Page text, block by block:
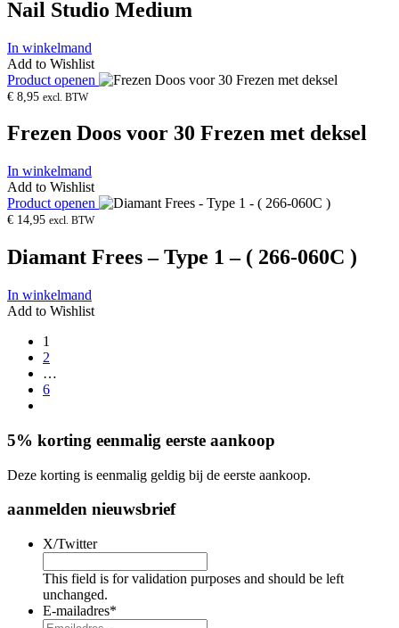
Nail Studio Medium
In winkelmand
Add to Wishlist
Product openen
€ 8,95 excl. BTW
Frezen Doos voor 30 Frezen met deksel
In winkelmand
Add to Wishlist
Product openen
€ 14,95 excl. BTW
Diamant Frees – Type 1 – ( 266-060C )
In winkelmand
Add to Wishlist
1
2
…
6
5% korting eenmalig eerste aankoop
Deze korting is eenmalig geldig bij de eerste aankoop.
aanmelden nieuwsbrief
X/Twitter
This field is for validation purposes and should be left
unchanged.
E-mailadres*